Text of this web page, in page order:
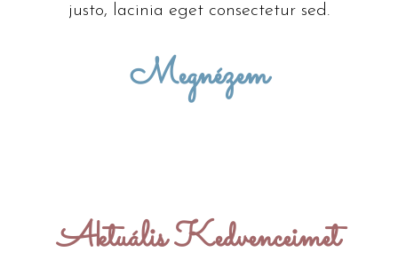
justo, lacinia eget consectetur sed.
Megnézem
Aktuális Kedvenceimet